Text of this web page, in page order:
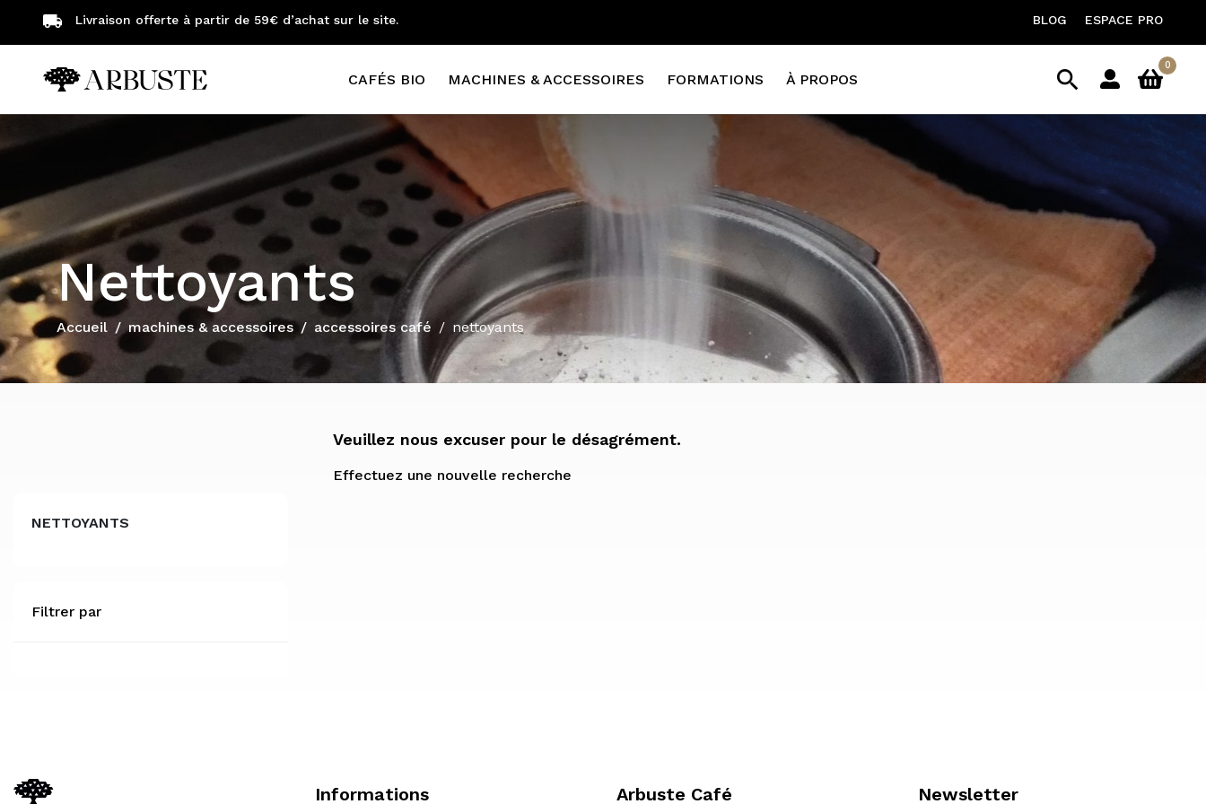
Livraison offerte à partir de 59€ d’achat sur le site. BLOG ESPACE PRO
CAFÉS BIO MACHINES & ACCESSOIRES FORMATIONS À PROPOS 
0
Nettoyants
Accueil machines & accessoires accessoires café nettoyants
NETTOYANTS
Filtrer par
Veuillez nous excuser pour le désagrément.
Effectuez une nouvelle recherche
Informations Arbuste Café Newsletter